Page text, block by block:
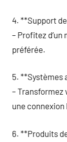
4. **Support
– Profitez
préférée.
5. **Systèmes
– Transformez
une
6. **Produits